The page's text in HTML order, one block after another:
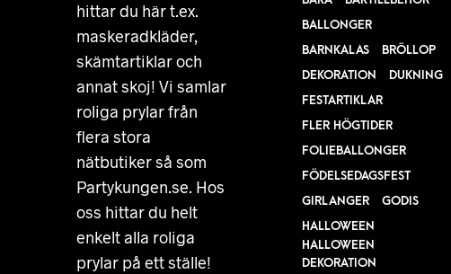
hittar du här t.ex.
maskeradkläder,
skämtartiklar och
annat skoj! Vi samlar
roliga prylar från
flera stora
nätbutiker så som
Partykungen.se. Hos
oss hittar du helt
enkelt alla roliga
prylar på ett ställe!
BALLONGER
BARNKALAS
BRÖLLOP
DEKORATION
DUKNING
FESTARTIKLAR
FLER HÖGTIDER
FOLIEBALLONGER
FÖDELSEDAGSFEST
GIRLANGER
GODIS
HALLOWEEN
HALLOWEEN
DEKORATION